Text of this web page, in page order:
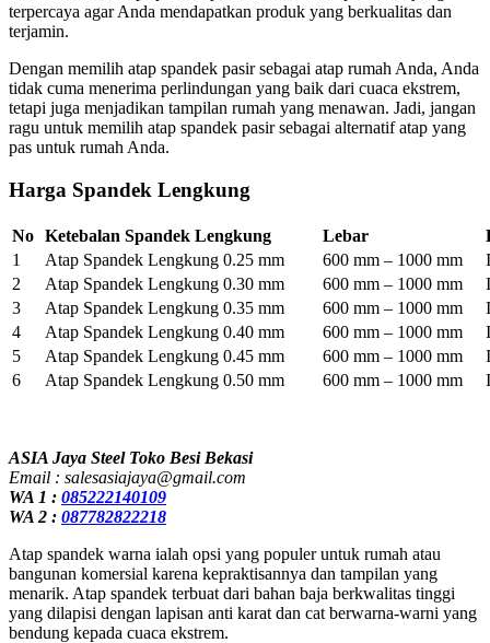
terpercaya agar Anda mendapatkan produk yang berkualitas dan
terjamin.
Dengan memilih atap spandek pasir sebagai atap rumah Anda, Anda
tidak cuma menerima perlindungan yang baik dari cuaca ekstrem,
tetapi juga menjadikan tampilan rumah yang menawan. Jadi, jangan
ragu untuk memilih atap spandek pasir sebagai alternatif atap yang
pas untuk rumah Anda.
Harga Spandek Lengkung
No Ketebalan Spandek Lengkung Lebar
1
Atap Spandek Lengkung 0.25 mm 600 mm – 1000 mm
2
Atap Spandek Lengkung 0.30 mm 600 mm – 1000 mm
3
Atap Spandek Lengkung 0.35 mm 600 mm – 1000 mm
4
Atap Spandek Lengkung 0.40 mm 600 mm – 1000 mm
5
Atap Spandek Lengkung 0.45 mm 600 mm – 1000 mm
6
Atap Spandek Lengkung 0.50 mm 600 mm – 1000 mm
ASIA Jaya Steel Toko Besi Bekasi
Email : salesasiajaya@gmail.com
WA 1 : 085222140109
WA 2 : 087782822218
Atap spandek warna ialah opsi yang populer untuk rumah atau
bangunan komersial karena kepraktisannya dan tampilan yang
menarik. Atap spandek terbuat dari bahan baja berkwalitas tinggi
yang dilapisi dengan lapisan anti karat dan cat berwarna-warni yang
bendung kepada cuaca ekstrem.